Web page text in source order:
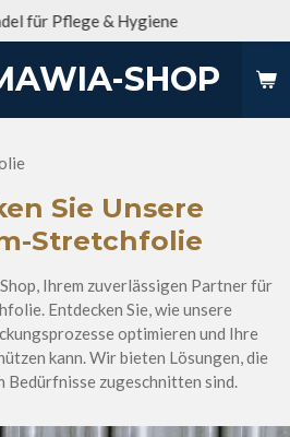
SHOP
für Pflege & Hygiene
Sie Unsere
Stretchfolie
Ihrem zuverlässigen Partner für
Entdecken Sie, wie unsere
optimieren und Ihre
kann. Wir bieten Lösungen, die
Bedürfnisse zugeschnitten sind.